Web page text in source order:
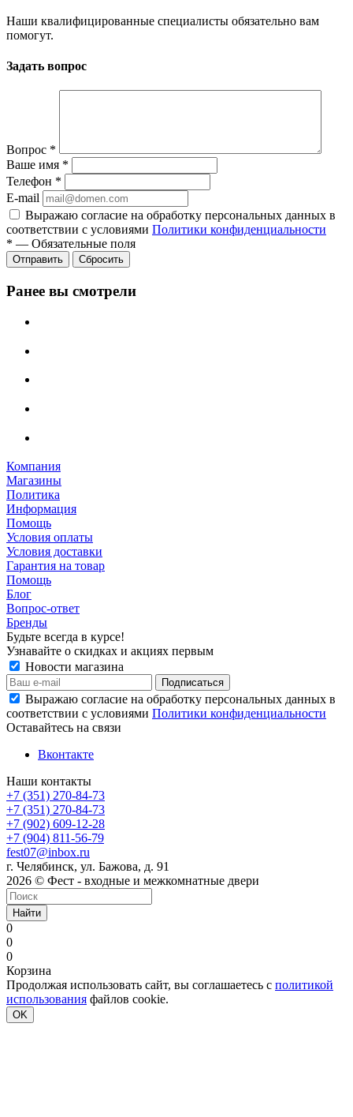
Наши квалифицированные специалисты обязательно вам
помогут.
Задать вопрос
Вопрос *
Ваше имя *
Телефон *
E-mail
Выражаю согласие на обработку персональных данных в
соответствии с условиями Политики конфиденциальности
* — Обязательные поля
Отправить Сбросить
Ранее вы смотрели
Компания
Магазины
Политика
Информация
Помощь
Условия оплаты
Условия доставки
Гарантия на товар
Помощь
Блог
Вопрос-ответ
Бренды
Будьте всегда в курсе!
Узнавайте о скидках и акциях первым
Новости магазина
Выражаю согласие на обработку персональных данных в
соответствии с условиями Политики конфиденциальности
Оставайтесь на связи
Вконтакте
Наши контакты
+7 (351) 270-84-73
+7 (351) 270-84-73
+7 (902) 609-12-28
+7 (904) 811-56-79
fest07@inbox.ru
г. Челябинск, ул. Бажова, д. 91
2026 © Фест - входные и межкомнатные двери
Найти
0
0
0
Корзина
Продолжая использовать сайт, вы соглашаетесь с политикой
использования файлов cookie.
OK